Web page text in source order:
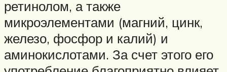
ретинолом, а также
микроэлементами (магний, цинк,
железо, фосфор и калий) и
аминокислотами. За счет этого его